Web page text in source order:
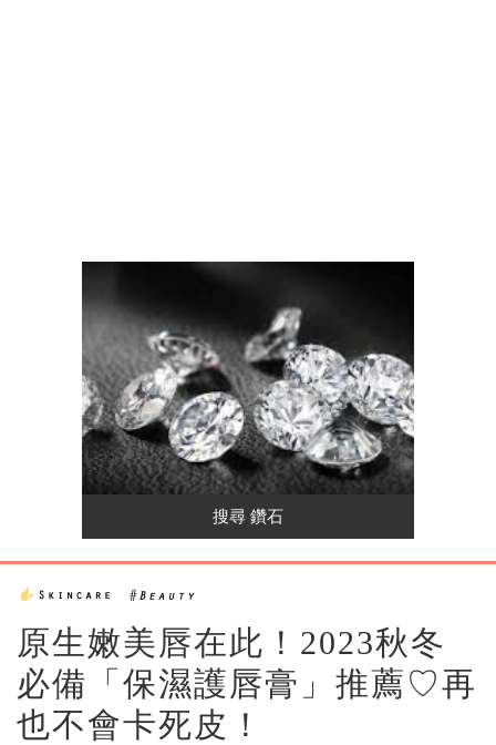
原生嫩美唇在此！2023秋冬
必備「保濕護唇膏」推薦♡再
也不會卡死皮！